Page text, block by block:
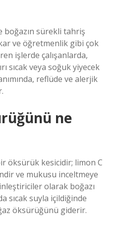
sürekli tahriş
ve öğretmenlik gibi çok
işlerde çalışanlarda,
sıcak veya soğuk yiyecek
reflüde ve alerjik
ne
öksürük kesicidir; limon C
ve mukusu inceltmeye
olarak boğazı
sıcak suyla içildiğinde
öksürüğünü giderir.